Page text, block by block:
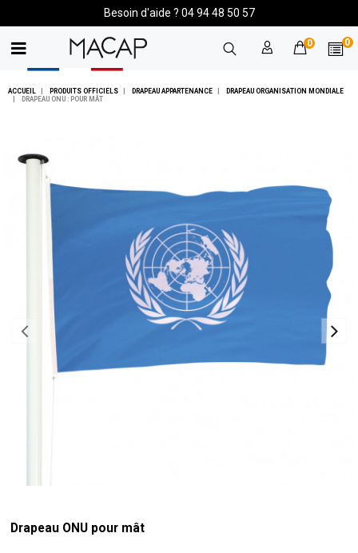
Besoin d'aide ? 04 94 48 50 57
0 0
ACCUEIL PRODUITS OFFICIELS DRAPEAU APPARTENANCE
DRAPEAU ORGANISATION MONDIALE
DRAPEAU ONU : POUR MÂT
Drapeau ONU pour mât